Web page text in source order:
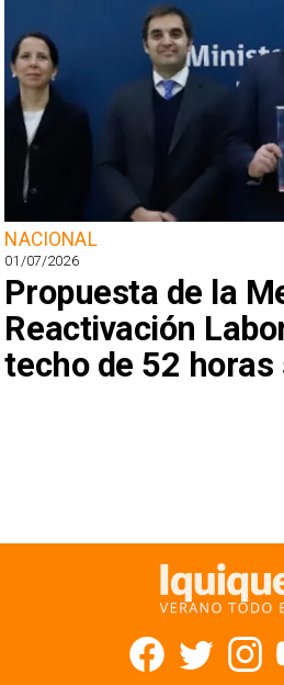
NACIONAL
01/07/2026
Propuesta de la
Reactivación
techo de 52